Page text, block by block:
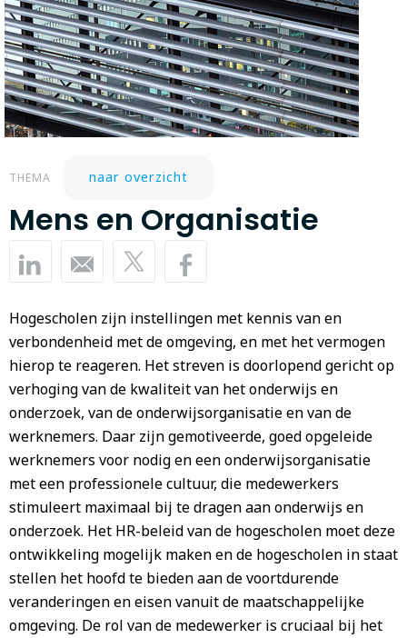
THEMA naar overzicht
Mens en Organisatie
Hogescholen zijn instellingen met kennis van en
verbondenheid met de omgeving, en met het vermogen
hierop te reageren. Het streven is doorlopend gericht op
verhoging van de kwaliteit van het onderwijs en
onderzoek, van de onderwijsorganisatie en van de
werknemers. Daar zijn gemotiveerde, goed opgeleide
werknemers voor nodig en een onderwijsorganisatie
met een professionele cultuur, die medewerkers
stimuleert maximaal bij te dragen aan onderwijs en
onderzoek. Het HR-beleid van de hogescholen moet deze
ontwikkeling mogelijk maken en de hogescholen in staat
stellen het hoofd te bieden aan de voortdurende
veranderingen en eisen vanuit de maatschappelijke
omgeving. De rol van de medewerker is cruciaal bij het